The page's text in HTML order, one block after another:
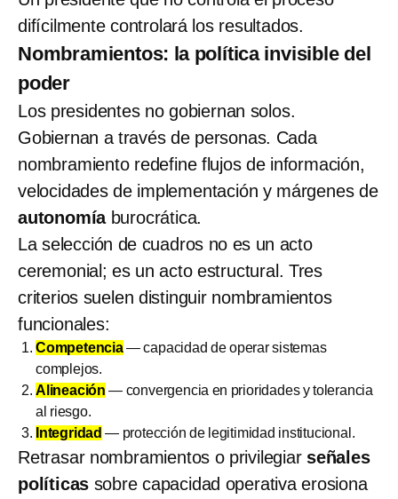
difícilmente controlará los resultados.
Nombramientos: la política invisible del
poder
Los presidentes no gobiernan solos.
Gobiernan a través de personas. Cada
nombramiento redefine flujos de información,
velocidades de implementación y márgenes de
autonomíaburocrática.
La selección de cuadros no es un acto
ceremonial; es un acto estructural. Tres
criterios suelen distinguir nombramientos
funcionales:
Competencia— capacidad de operar sistemas
complejos.
Alineación — convergencia en prioridades y tolerancia
al riesgo.
Integridad — protección de legitimidad institucional.
Retrasar nombramientos o privilegiar señales
políticas sobre capacidad operativa erosiona